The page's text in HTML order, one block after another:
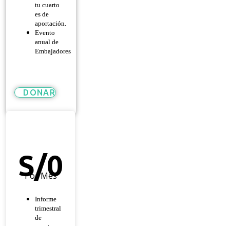
tu cuarto
es de
aportación.
Evento
anual de
Embajadores
DONAR
Esperanza
S/0
Por Mes
Informe
trimestral
de